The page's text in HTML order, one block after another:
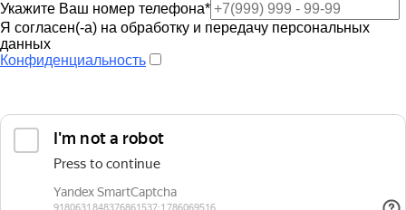
Укажите Ваш номер телефона*
Я согласен(-а) на обработку и передачу персональных
данных
Конфиденциальность